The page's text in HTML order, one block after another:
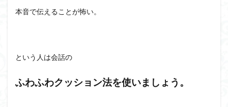
本音で伝えることが怖い。
という人は会話の
ふわふわクッション法を使いましょう。